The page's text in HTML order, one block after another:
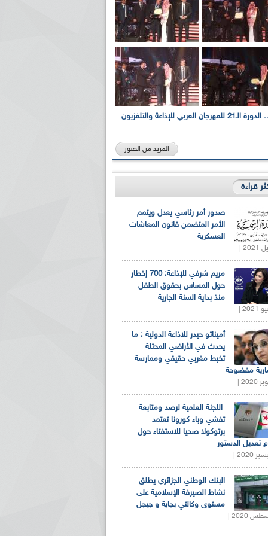
بالصور... الدورة الـ21 للمهرجان العربي للإذاعة والتلفزيون
المزيد من الصور
قراءة
صدور أمر رئاسي يعدل ويتمم
الأمر المتضمن قانون المعاشات
العسكرية
مريم شرفي للإذاعة: 700 إخطار
حول المساس بحقوق الطفل
منذ بداية السنة الجارية
أميناتو حيدر للاذاعة الدولية : ما
يحدث في الأراضي المحتلة
تخبط مغربي حقيقي وممارسة
مفضوحة
اللجنة العلمية لرصد ومتابعة
تفشي وباء كورونا تعتمد
برتوكولا صحيا للاستفتاء حول
تعديل الدستور
البنك الوطني الجزائري يطلق
نشاط الصيرفة الإسلامية على
مستوى وكالتي بجاية و جيجل